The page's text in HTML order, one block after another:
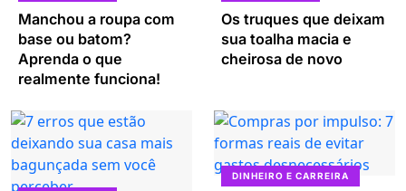
Manchou a roupa com
base ou batom?
Aprenda o que
realmente funciona!
Os truques que deixam
sua toalha macia e
cheirosa de novo
DINHEIRO E CARREIRA